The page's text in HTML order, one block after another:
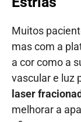
Muitos
mas com a
a cor como a
vascular e luz
laser
melhorar a